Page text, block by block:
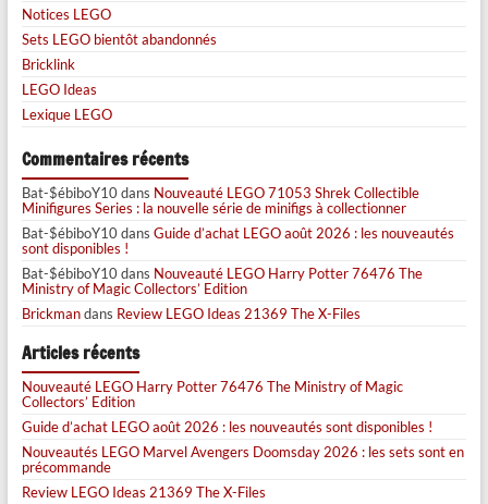
Notices LEGO
Sets LEGO bientôt abandonnés
Bricklink
LEGO Ideas
Lexique LEGO
Commentaires récents
Bat-$ébiboY10dans Nouveauté LEGO 71053 Shrek Collectible
Minifigures Series : la nouvelle série de minifigs à collectionner
Bat-$ébiboY10dans Guide d’achat LEGO août 2026 : les nouveautés
sont disponibles !
Bat-$ébiboY10dans Nouveauté LEGO Harry Potter 76476 The
Ministry of Magic Collectors’ Edition
Brickmandans Review LEGO Ideas 21369 The X-Files
Articles récents
Nouveauté LEGO Harry Potter 76476 The Ministry of Magic
Collectors’ Edition
Guide d’achat LEGO août 2026 : les nouveautés sont disponibles !
Nouveautés LEGO Marvel Avengers Doomsday 2026 : les sets sont en
précommande
Review LEGO Ideas 21369 The X-Files